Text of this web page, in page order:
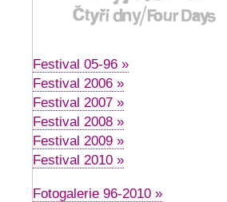
Festival 05-96 »
Festival 2006 »
Festival 2007 »
Festival 2008 »
Festival 2009 »
Festival 2010 »
Fotogalerie 96-2010 »